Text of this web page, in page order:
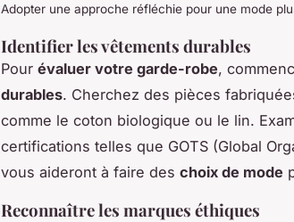
Adopter une approche réfléchie pour une mode
Identifier les vêtements durables
Pour évaluer votre garde-robe,
durables. Cherchez des pièces
comme le coton biologique ou le lin.
certifications telles que GOTS (Global
vous aideront à faire des choix de mode
Reconnaître les marques éthiques